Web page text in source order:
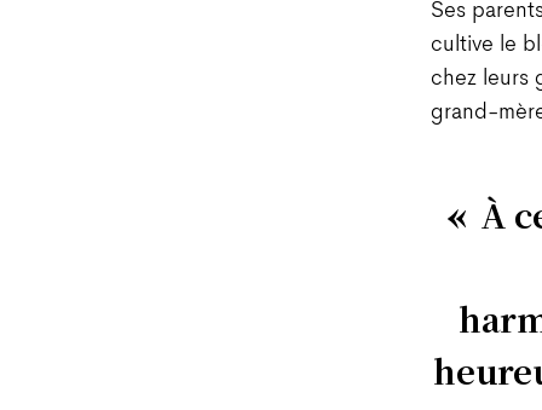
Ses
cultive le
chez leurs
grand-
À